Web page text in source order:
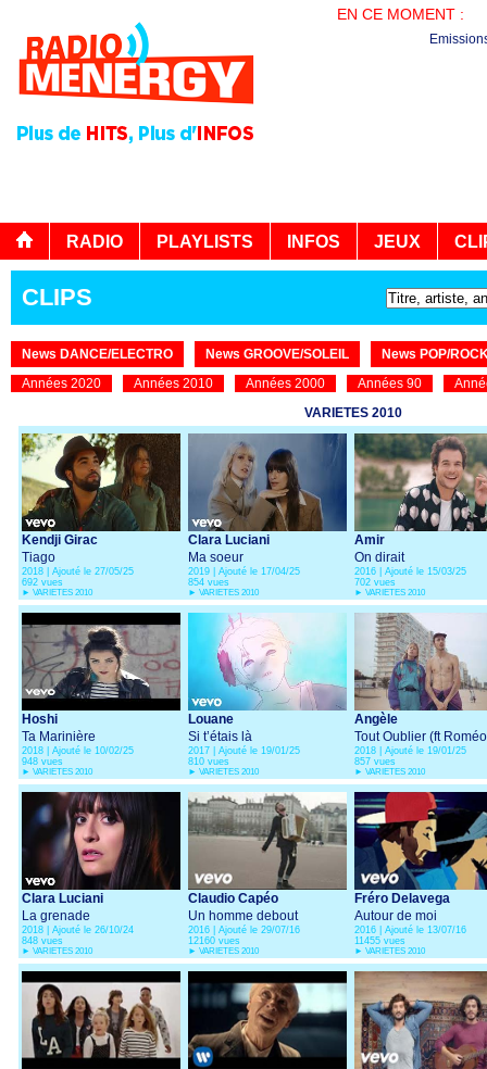
EN CE MOMENT :
RADIO PLAYLISTS INFOS JEUX
CLIPS
News DANCE/ELECTRO News GROOVE/SOLEIL
News POP/
Années 2020
Années 2010 Années 2000 Années 90
VARIETES 2010
Kendji Girac
Tiago
2018 | Ajouté le 27/05/25
692 vues
► VARIETES 2010
Clara Luciani
Ma soeur
2019 | Ajouté le 17/04/25
854 vues
► VARIETES 2010
Amir
On dirait
2016 | Ajouté le 15/03/25
702 vues
► VARIETES 2010
Hoshi
Ta Marinière
2018 | Ajouté le 10/02/25
948 vues
► VARIETES 2010
Louane
Si t’étais là
2017 | Ajouté le 19/01/25
810 vues
► VARIETES 2010
Angèle
Tout Oublier (ft Roméo
Elvis)
2018 | Ajouté le 19/01/25
857 vues
► VARIETES 2010
Clara Luciani
La grenade
2018 | Ajouté le 26/10/24
848 vues
► VARIETES 2010
Claudio Capéo
Un homme debout
2016 | Ajouté le 29/07/16
12160 vues
► VARIETES 2010
Fréro Delavega
Autour de moi
2016 | Ajouté le 13/07/16
11455 vues
► VARIETES 2010